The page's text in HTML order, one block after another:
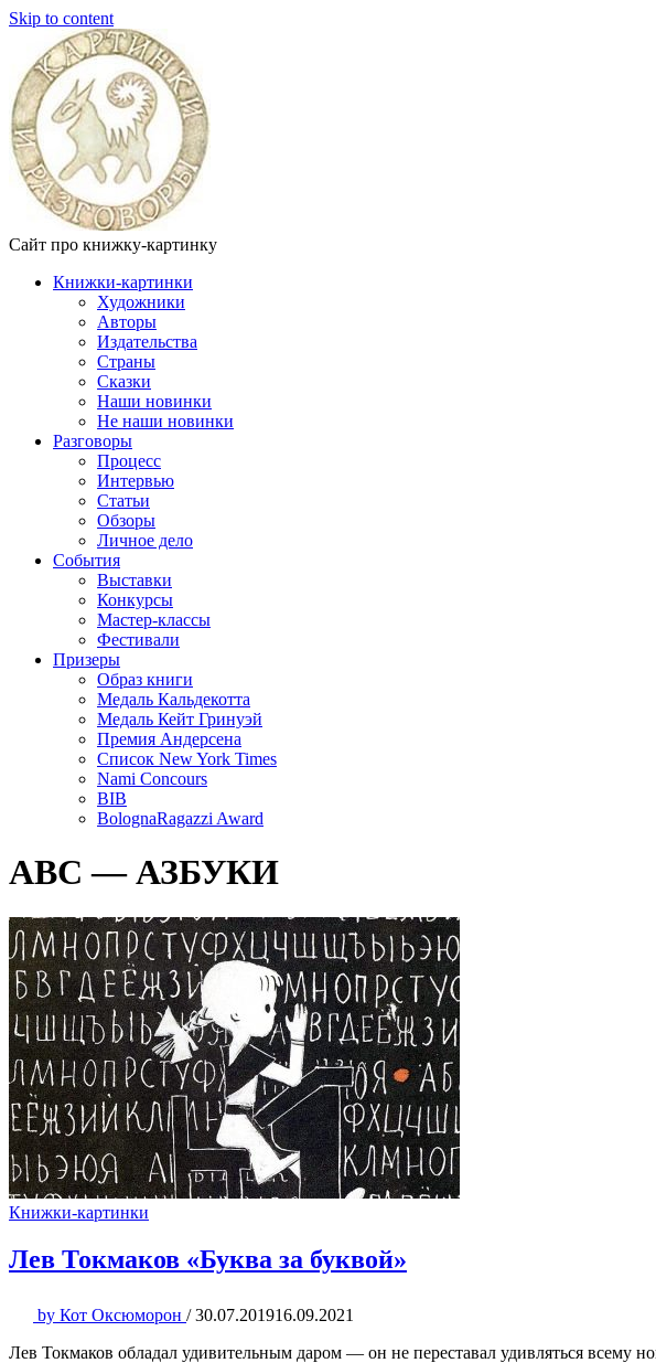
Skip to content
Сайт про книжку-картинку
Книжки-картинки
Художники
Авторы
Издательства
Страны
Сказки
Наши новинки
Не наши новинки
Разговоры
Процесс
Интервью
Статьи
Обзоры
Личное дело
События
Выставки
Конкурсы
Мастер-классы
Фестивали
Призеры
Образ книги
Медаль Кальдекотта
Медаль Кейт Гринуэй
Премия Андерсена
Список New York Times
Nami Concours
BIB
BolognaRagazzi Award
ABC — АЗБУКИ
Книжки-картинки
Лев Токмаков «Буква за буквой»
by Кот Оксюморон / 30.07.201916.09.2021
Лев Токмаков обладал удивительным даром — он не переставал удивляться всему